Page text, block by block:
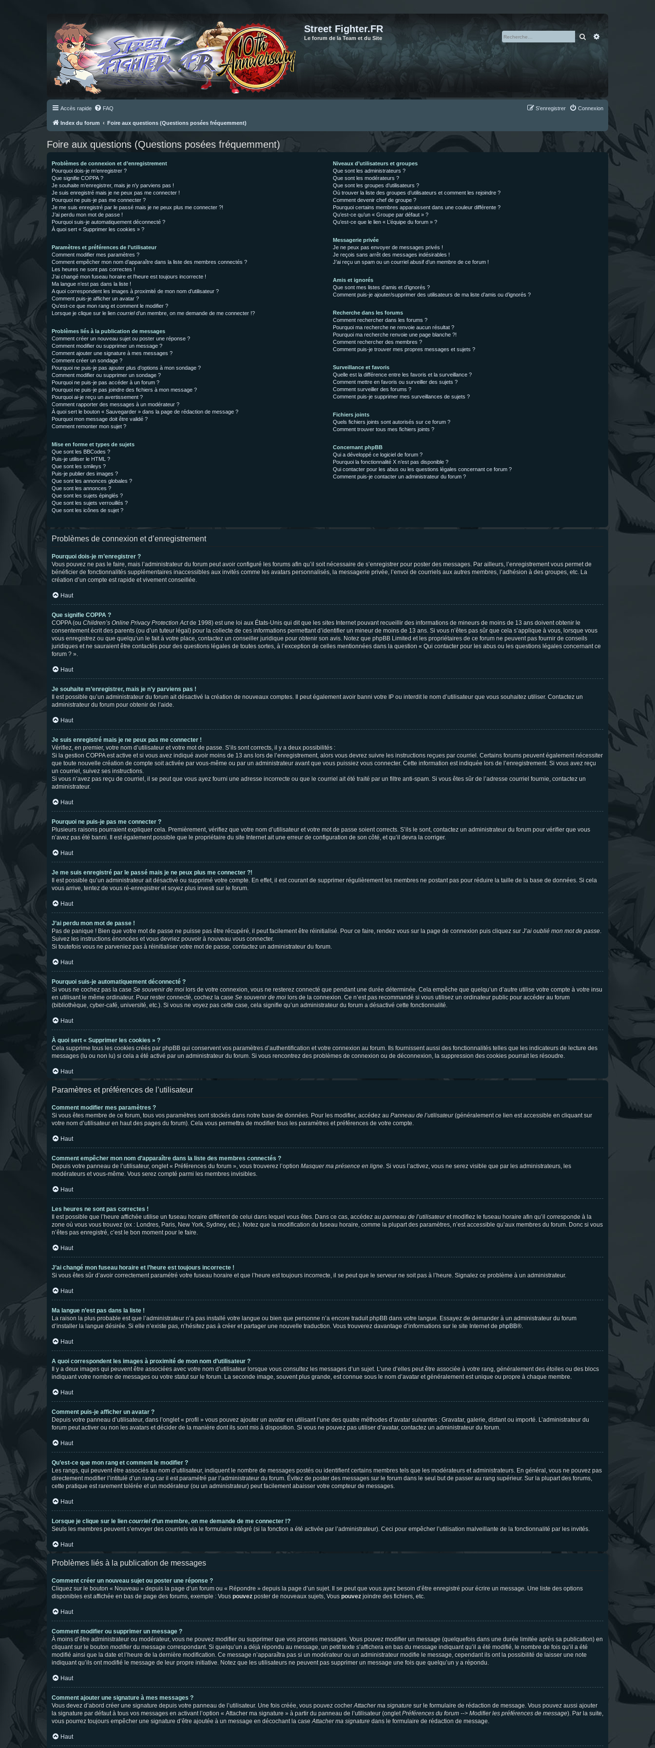
Street Fighter.FR
Le forum de la Team et du Site Rechercher
Accès rapide FAQ Connexion
S’enregistrer
Index du forum Foire aux questions (Questions posées fréquemment)
Foire aux questions (Questions posées fréquemment)
Problèmes de connexion et d’enregistrement
Pourquoi dois-je m’enregistrer ?
Que signifie COPPA ?
Je souhaite m’enregistrer, mais je n’y parviens pas !
Je suis enregistré mais je ne peux pas me connecter !
Pourquoi ne puis-je pas me connecter ?
Je me suis enregistré par le passé mais je ne peux plus me connecter ?!
J’ai perdu mon mot de passe !
Pourquoi suis-je automatiquement déconnecté ?
À quoi sert « Supprimer les cookies » ?
Paramètres et préférences de l’utilisateur
Comment modifier mes paramètres ?
Comment empêcher mon nom d’apparaître dans la liste des membres connectés ?
Les heures ne sont pas correctes !
J’ai changé mon fuseau horaire et l’heure est toujours incorrecte !
Ma langue n’est pas dans la liste !
A quoi correspondent les images à proximité de mon nom d’utilisateur ?
Comment puis-je afficher un avatar ?
Qu’est-ce que mon rang et comment le modifier ?
Lorsque je clique sur le lien courrield’un membre, on me demande de me connecter !?
Problèmes liés à la publication de messages
Comment créer un nouveau sujet ou poster une réponse ?
Comment modifier ou supprimer un message ?
Comment ajouter une signature à mes messages ?
Comment créer un sondage ?
Pourquoi ne puis-je pas ajouter plus d’options à mon sondage ?
Comment modifier ou supprimer un sondage ?
Pourquoi ne puis-je pas accéder à un forum ?
Pourquoi ne puis-je pas joindre des fichiers à mon message ?
Pourquoi ai-je reçu un avertissement ?
Comment rapporter des messages à un modérateur ?
À quoi sert le bouton « Sauvegarder » dans la page de rédaction de message ?
Pourquoi mon message doit être validé ?
Comment remonter mon sujet ?
Mise en forme et types de sujets
Que sont les BBCodes ?
Puis-je utiliser le HTML ?
Que sont les smileys ?
Puis-je publier des images ?
Que sont les annonces globales ?
Que sont les annonces ?
Que sont les sujets épinglés ?
Que sont les sujets verrouillés ?
Que sont les icônes de sujet ?
Niveaux d’utilisateurs et groupes
Que sont les administrateurs ?
Que sont les modérateurs ?
Que sont les groupes d’utilisateurs ?
Où trouver la liste des groupes d’utilisateurs et comment les rejoindre ?
Comment devenir chef de groupe ?
Pourquoi certains membres apparaissent dans une couleur différente ?
Qu’est-ce qu’un « Groupe par défaut » ?
Qu’est-ce que le lien « L’équipe du forum » ?
Messagerie privée
Je ne peux pas envoyer de messages privés !
Je reçois sans arrêt des messages indésirables !
J’ai reçu un spam ou un courriel abusif d’un membre de ce forum !
Amis et ignorés
Que sont mes listes d’amis et d’ignorés ?
Comment puis-je ajouter/supprimer des utilisateurs de ma liste d’amis ou d’ignorés ?
Recherche dans les forums
Comment rechercher dans les forums ?
Pourquoi ma recherche ne renvoie aucun résultat ?
Pourquoi ma recherche renvoie une page blanche ?!
Comment rechercher des membres ?
Comment puis-je trouver mes propres messages et sujets ?
Surveillance et favoris
Quelle est la différence entre les favoris et la surveillance ?
Comment mettre en favoris ou surveiller des sujets ?
Comment surveiller des forums ?
Comment puis-je supprimer mes surveillances de sujets ?
Fichiers joints
Quels fichiers joints sont autorisés sur ce forum ?
Comment trouver tous mes fichiers joints ?
Concernant phpBB
Qui a développé ce logiciel de forum ?
Pourquoi la fonctionnalité X n’est pas disponible ?
Qui contacter pour les abus ou les questions légales concernant ce forum ?
Comment puis-je contacter un administrateur du forum ?
Problèmes de connexion et d’enregistrement
Pourquoi dois-je m’enregistrer ?
Vous pouvez ne pas le faire, mais l’administrateur du forum peut avoir configuré les forums afin qu’il soit nécessaire de s’enregistrer pour poster des messages. Par ailleurs, l’enregistrement vous permet de
bénéficier de fonctionnalités supplémentaires inaccessibles aux invités comme les avatars personnalisés, la messagerie privée, l’envoi de courriels aux autres membres, l’adhésion à des groupes, etc. La
création d’un compte est rapide et vivement conseillée.
Haut
Que signifie COPPA ?
COPPA (ou Children’s Online Privacy Protection Actde 1998) est une loi aux États-Unis qui dit que les sites Internet pouvant recueillir des informations de mineurs de moins de 13 ans doivent obtenir le
consentement écrit des parents (ou d’un tuteur légal) pour la collecte de ces informations permettant d’identifier un mineur de moins de 13 ans. Si vous n’êtes pas sûr que cela s’applique à vous, lorsque vous
vous enregistrez ou que quelqu’un le fait à votre place, contactez un conseiller juridique pour obtenir son avis. Notez que phpBB Limited et les propriétaires de ce forum ne peuvent pas fournir de conseils
juridiques et ne sauraient être contactés pour des questions légales de toutes sortes, à l’exception de celles mentionnées dans la question « Qui contacter pour les abus ou les questions légales concernant ce
forum ? ».
Haut
Je souhaite m’enregistrer, mais je n’y parviens pas !
Il est possible qu’un administrateur du forum ait désactivé la création de nouveaux comptes. Il peut également avoir banni votre IP ou interdit le nom d’utilisateur que vous souhaitez utiliser. Contactez un
administrateur du forum pour obtenir de l’aide.
Haut
Je suis enregistré mais je ne peux pas me connecter !
Vérifiez, en premier, votre nom d’utilisateur et votre mot de passe. S’ils sont corrects, il y a deux possibilités :
Si la gestion COPPA est active et si vous avez indiqué avoir moins de 13 ans lors de l’enregistrement, alors vous devrez suivre les instructions reçues par courriel. Certains forums peuvent également nécessiter
que toute nouvelle création de compte soit activée par vous-même ou par un administrateur avant que vous puissiez vous connecter. Cette information est indiquée lors de l’enregistrement. Si vous avez reçu
un courriel, suivez ses instructions.
Si vous n’avez pas reçu de courriel, il se peut que vous ayez fourni une adresse incorrecte ou que le courriel ait été traité par un filtre anti-spam. Si vous êtes sûr de l’adresse courriel fournie, contactez un
administrateur.
Haut
Pourquoi ne puis-je pas me connecter ?
Plusieurs raisons pourraient expliquer cela. Premièrement, vérifiez que votre nom d’utilisateur et votre mot de passe soient corrects. S’ils le sont, contactez un administrateur du forum pour vérifier que vous
n’avez pas été banni. Il est également possible que le propriétaire du site Internet ait une erreur de configuration de son côté, et qu’il devra la corriger.
Haut
Je me suis enregistré par le passé mais je ne peux plus me connecter ?!
Il est possible qu’un administrateur ait désactivé ou supprimé votre compte. En effet, il est courant de supprimer régulièrement les membres ne postant pas pour réduire la taille de la base de données. Si cela
vous arrive, tentez de vous ré-enregistrer et soyez plus investi sur le forum.
Haut
J’ai perdu mon mot de passe !
Pas de panique ! Bien que votre mot de passe ne puisse pas être récupéré, il peut facilement être réinitialisé. Pour ce faire, rendez vous sur la page de connexion puis cliquez sur J’ai oublié mon mot de passe.
Suivez les instructions énoncées et vous devriez pouvoir à nouveau vous connecter.
Si toutefois vous ne parveniez pas à réinitialiser votre mot de passe, contactez un administrateur du forum.
Haut
Pourquoi suis-je automatiquement déconnecté ?
Si vous ne cochez pas la case Se souvenir de moi lors de votre connexion, vous ne resterez connecté que pendant une durée déterminée. Cela empêche que quelqu’un d’autre utilise votre compte à votre insu
en utilisant le même ordinateur. Pour rester connecté, cochez la case Se souvenir de moi lors de la connexion. Ce n’est pas recommandé si vous utilisez un ordinateur public pour accéder au forum
(bibliothèque, cyber-café, université, etc.). Si vous ne voyez pas cette case, cela signifie qu’un administrateur du forum a désactivé cette fonctionnalité.
Haut
À quoi sert « Supprimer les cookies » ?
Cela supprime tous les cookies créés par phpBB qui conservent vos paramètres d’authentification et votre connexion au forum. Ils fournissent aussi des fonctionnalités telles que les indicateurs de lecture des
messages (lu ou non lu) si cela a été activé par un administrateur du forum. Si vous rencontrez des problèmes de connexion ou de déconnexion, la suppression des cookies pourrait les résoudre.
Haut
Paramètres et préférences de l’utilisateur
Comment modifier mes paramètres ?
Si vous êtes membre de ce forum, tous vos paramètres sont stockés dans notre base de données. Pour les modifier, accédez au Panneau de l’utilisateur(généralement ce lien est accessible en cliquant sur
votre nom d’utilisateur en haut des pages du forum). Cela vous permettra de modifier tous les paramètres et préférences de votre compte.
Haut
Comment empêcher mon nom d’apparaître dans la liste des membres connectés ?
Depuis votre panneau de l’utilisateur, onglet « Préférences du forum », vous trouverez l’option Masquer ma présence en ligne. Si vous l’activez, vous ne serez visible que par les administrateurs, les
modérateurs et vous-même. Vous serez compté parmi les membres invisibles.
Haut
Les heures ne sont pas correctes !
Il est possible que l’heure affichée utilise un fuseau horaire différent de celui dans lequel vous êtes. Dans ce cas, accédez au panneau de l’utilisateuret modifiez le fuseau horaire afin qu’il corresponde à la
zone où vous vous trouvez (ex : Londres, Paris, New York, Sydney, etc.). Notez que la modification du fuseau horaire, comme la plupart des paramètres, n’est accessible qu’aux membres du forum. Donc si vous
n’êtes pas enregistré, c’est le bon moment pour le faire.
Haut
J’ai changé mon fuseau horaire et l’heure est toujours incorrecte !
Si vous êtes sûr d’avoir correctement paramétré votre fuseau horaire et que l’heure est toujours incorrecte, il se peut que le serveur ne soit pas à l’heure. Signalez ce problème à un administrateur.
Haut
Ma langue n’est pas dans la liste !
La raison la plus probable est que l’administrateur n’a pas installé votre langue ou bien que personne n’a encore traduit phpBB dans votre langue. Essayez de demander à un administrateur du forum
d’installer la langue désirée. Si elle n’existe pas, n’hésitez pas à créer et partager une nouvelle traduction. Vous trouverez davantage d’informations sur le site Internet de phpBB®.
Haut
A quoi correspondent les images à proximité de mon nom d’utilisateur ?
Il y a deux images qui peuvent être associées avec votre nom d’utilisateur lorsque vous consultez les messages d’un sujet. L’une d’elles peut être associée à votre rang, généralement des étoiles ou des blocs
indiquant votre nombre de messages ou votre statut sur le forum. La seconde image, souvent plus grande, est connue sous le nom d’avatar et généralement est unique ou propre à chaque membre.
Haut
Comment puis-je afficher un avatar ?
Depuis votre panneau d’utilisateur, dans l’onglet « profil » vous pouvez ajouter un avatar en utilisant l’une des quatre méthodes d’avatar suivantes : Gravatar, galerie, distant ou importé. L’administrateur du
forum peut activer ou non les avatars et décider de la manière dont ils sont mis à disposition. Si vous ne pouvez pas utiliser d’avatar, contactez un administrateur du forum.
Haut
Qu’est-ce que mon rang et comment le modifier ?
Les rangs, qui peuvent être associés au nom d’utilisateur, indiquent le nombre de messages postés ou identifient certains membres tels que les modérateurs et administrateurs. En général, vous ne pouvez pas
directement modifier l’intitulé d’un rang car il est paramétré par l’administrateur du forum. Évitez de poster des messages sur le forum dans le seul but de passer au rang supérieur. Sur la plupart des forums,
cette pratique est rarement tolérée et un modérateur (ou un administrateur) peut facilement abaisser votre compteur de messages.
Haut
Lorsque je clique sur le lien courrield’un membre, on me demande de me connecter !?
Seuls les membres peuvent s’envoyer des courriels via le formulaire intégré (si la fonction a été activée par l’administrateur). Ceci pour empêcher l’utilisation malveillante de la fonctionnalité par les invités.
Haut
Problèmes liés à la publication de messages
Comment créer un nouveau sujet ou poster une réponse ?
Cliquez sur le bouton « Nouveau » depuis la page d’un forum ou « Répondre » depuis la page d’un sujet. Il se peut que vous ayez besoin d’être enregistré pour écrire un message. Une liste des options
disponibles est affichée en bas de page des forums, exemple : Vous pouvez poster de nouveaux sujets, Vous pouvez joindre des fichiers, etc.
Haut
Comment modifier ou supprimer un message ?
À moins d’être administrateur ou modérateur, vous ne pouvez modifier ou supprimer que vos propres messages. Vous pouvez modifier un message (quelquefois dans une durée limitée après sa publication) en
cliquant sur le bouton modifierdu message correspondant. Si quelqu’un a déjà répondu au message, un petit texte s’affichera en bas du message indiquant qu’il a été modifié, le nombre de fois qu’il a été
modifié ainsi que la date et l’heure de la dernière modification. Ce message n’apparaîtra pas si un modérateur ou un administrateur modifie le message, cependant ils ont la possibilité de laisser une note
indiquant qu’ils ont modifié le message de leur propre initiative. Notez que les utilisateurs ne peuvent pas supprimer un message une fois que quelqu’un y a répondu.
Haut
Comment ajouter une signature à mes messages ?
Vous devez d’abord créer une signature depuis votre panneau de l’utilisateur. Une fois créée, vous pouvez cocherAttacher ma signature sur le formulaire de rédaction de message. Vous pouvez aussi ajouter
la signature par défaut à tous vos messages en activant l’option « Attacher ma signature » à partir du panneau de l’utilisateur (ongletPréférences du forum --> Modifier les préférences de message). Par la suite,
vous pourrez toujours empêcher une signature d’être ajoutée à un message en décochant la caseAttacher ma signature dans le formulaire de rédaction de message.
Haut